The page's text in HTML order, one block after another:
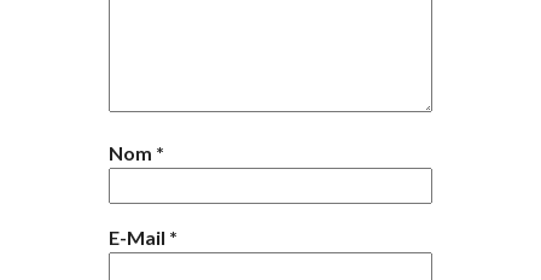
Nom *
E-Mail *